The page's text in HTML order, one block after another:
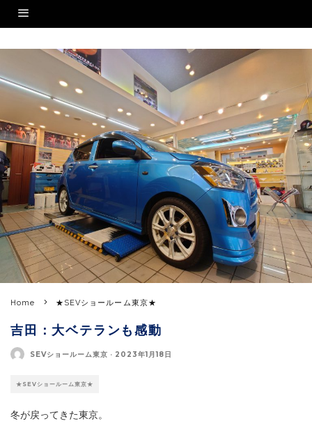
Home ★SEVショールーム東京★
吉田：大ベテランも感動
SEVショールーム東京 · 2023年1月18日
★SEVショールーム東京★
冬が戻ってきた東京。